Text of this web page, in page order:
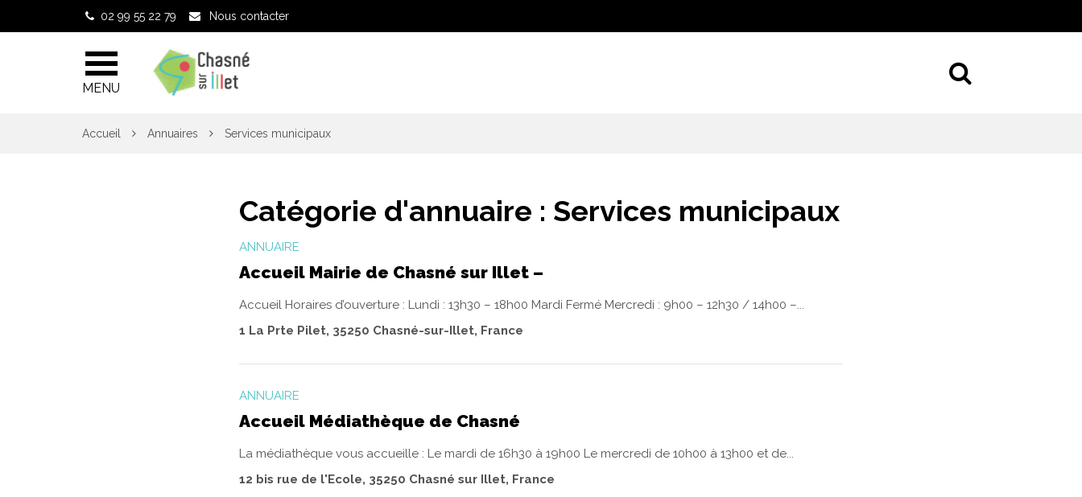
02 99 55 22 79 Nous contacter
MENU
Accueil Annuaires Services municipaux
Catégorie d'annuaire : Services municipaux
ANNUAIRE
Accueil Mairie de Chasné sur Illet –
Accueil Horaires d’ouverture : Lundi : 13h30 – 18h00 Mardi Fermé Mercredi : 9h00 – 12h30 / 14h00 –...
1 La Prte Pilet, 35250 Chasné-sur-Illet, France
ANNUAIRE
Accueil Médiathèque de Chasné
La médiathèque vous accueille : Le mardi de 16h30 à 19h00 Le mercredi de 10h00 à 13h00 et de...
12 bis rue de l'Ecole, 35250 Chasné sur Illet, France